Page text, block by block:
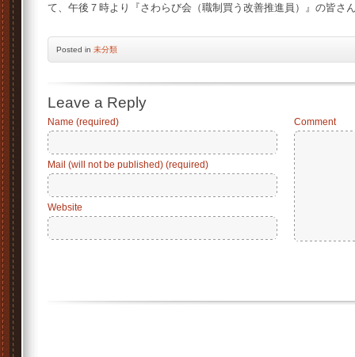
て、午後７時より『さわらび会（職制買う改善推進員）』の皆さ
Posted in 未分類
Leave a Reply
Name (required)
Mail (will not be published) (required)
Website
Comment